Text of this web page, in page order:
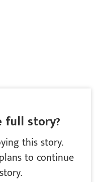
full story?
this story.
to continue